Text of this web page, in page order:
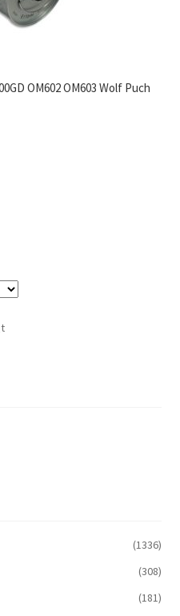
OM602 OM603 Wolf Puch
(1336)
(308)
(181)